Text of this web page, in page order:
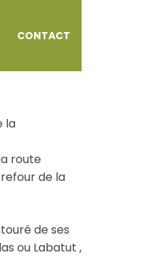
CONTACT
la
route
de la
de ses
ou Labatut ,